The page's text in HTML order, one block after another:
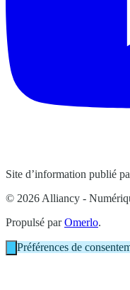
Site d’information publié
© 2026 Alliancy -
Propulsé parOmerlo.
Préférences de